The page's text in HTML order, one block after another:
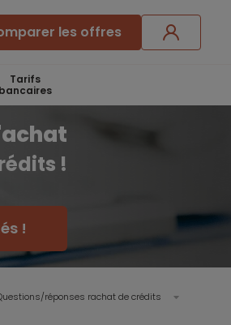
les offres
Tarifs
bancaires
!
!
réponses rachat de crédits